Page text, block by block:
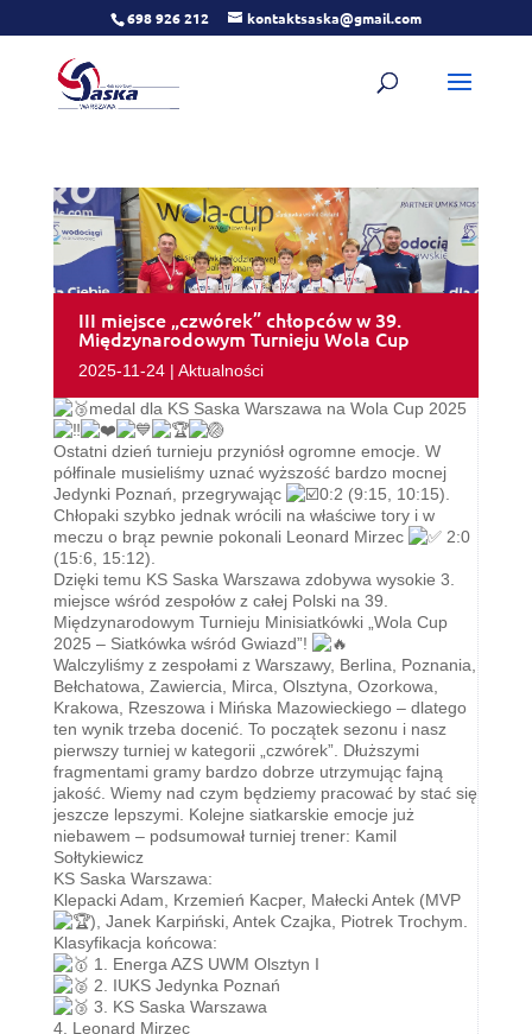
698 926 212 kontaktsaska@gmail.com
III miejsce „czwórek” chłopców w 39.
Międzynarodowym Turnieju Wola Cup
2025-11-24| Aktualności
medal dla KS Saska Warszawa na Wola Cup 2025
Ostatni dzień turnieju przyniósł ogromne emocje. W
półfinale musieliśmy uznać wyższość bardzo mocnej
Jedynki Poznań, przegrywając
0:2 (9:15, 10:15).
Chłopaki szybko jednak wrócili na właściwe tory i w
meczu o brąz pewnie pokonali Leonard Mirzec
2:0
(15:6, 15:12).
Dzięki temu KS Saska Warszawa zdobywa wysokie 3.
miejsce wśród zespołów z całej Polski na 39.
Międzynarodowym Turnieju Minisiatkówki „Wola Cup
2025 – Siatkówka wśród Gwiazd”!
Walczyliśmy z zespołami z Warszawy, Berlina, Poznania,
Bełchatowa, Zawiercia, Mirca, Olsztyna, Ozorkowa,
Krakowa, Rzeszowa i Mińska Mazowieckiego – dlatego
ten wynik trzeba docenić. To początek sezonu i nasz
pierwszy turniej w kategorii „czwórek”. Dłuższymi
fragmentami gramy bardzo dobrze utrzymując fajną
jakość. Wiemy nad czym będziemy pracować by stać się
jeszcze lepszymi. Kolejne siatkarskie emocje już
niebawem – podsumował turniej trener: Kamil
Sołtykiewicz
KS Saska Warszawa:
Klepacki Adam, Krzemień Kacper, Małecki Antek (MVP
), Janek Karpiński, Antek Czajka, Piotrek Trochym.
Klasyfikacja końcowa:
1. Energa AZS UWM Olsztyn I
2. IUKS Jedynka Poznań
3. KS Saska Warszawa
4. Leonard Mirzec